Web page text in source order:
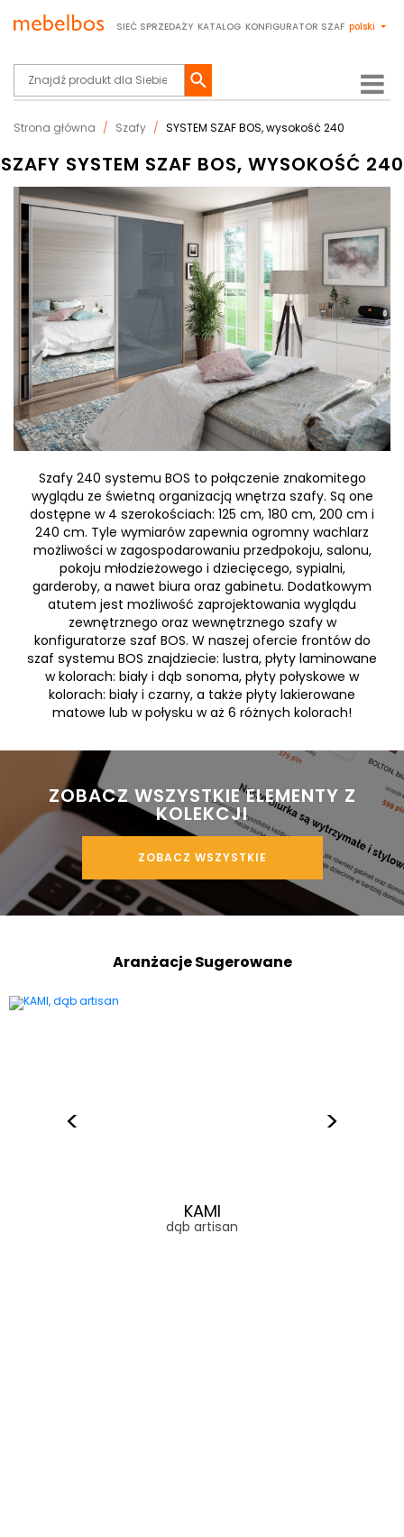
SIEĆ SPRZEDAŻY KATALOG KONFIGURATOR SZAF polski
Strona główna Szafy SYSTEM SZAF BOS, wysokość 240
SZAFY SYSTEM SZAF BOS, WYSOKOŚĆ 240
Szafy 240 systemu BOS to połączenie znakomitego
wyglądu ze świetną organizacją wnętrza szafy. Są one
dostępne w 4 szerokościach: 125 cm, 180 cm, 200 cm i
240 cm. Tyle wymiarów zapewnia ogromny wachlarz
możliwości w zagospodarowaniu przedpokoju, salonu,
pokoju młodzieżowego i dziecięcego, sypialni,
garderoby, a nawet biura oraz gabinetu. Dodatkowym
atutem jest możliwość zaprojektowania wyglądu
zewnętrznego oraz wewnętrznego szafy w
konfiguratorze szaf BOS. W naszej ofercie frontów do
szaf systemu BOS znajdziecie: lustra, płyty laminowane
w kolorach: biały i dąb sonoma, płyty połyskowe w
kolorach: biały i czarny, a także płyty lakierowane
matowe lub w połysku w aż 6 różnych kolorach!
KOLEKCJI
ZOBACZ WSZYSTKIE
Aranżacje Sugerowane
KAMI
dąb artisan